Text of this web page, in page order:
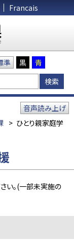
Francais
準 黒 青
> ひとり親家庭学
音声読み上げ
い。(一部未実施の